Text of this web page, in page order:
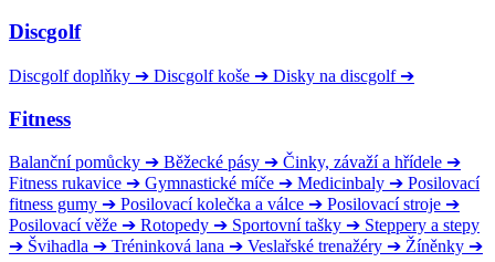
Discgolf
Discgolf doplňky ➔ Discgolf koše ➔ Disky na discgolf ➔
Fitness
Balanční pomůcky ➔ Běžecké pásy ➔ Činky, závaží a hřídele ➔
Fitness rukavice ➔ Gymnastické míče ➔ Medicinbaly ➔ Posilovací
fitness gumy ➔ Posilovací kolečka a válce ➔ Posilovací stroje ➔
Posilovací věže ➔ Rotopedy ➔ Sportovní tašky ➔ Steppery a stepy
➔ Švihadla ➔ Tréninková lana ➔ Veslařské trenažéry ➔ Žíněnky ➔